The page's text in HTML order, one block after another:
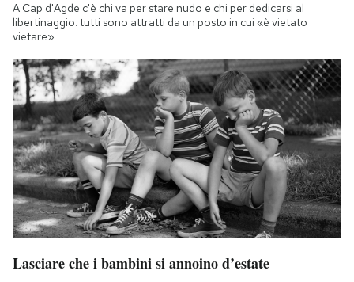
A Cap d'Agde c'è chi va per stare nudo e chi per dedicarsi al
libertinaggio: tutti sono attratti da un posto in cui «è vietato
vietare»
Lasciare che i bambini si annoino d’estate